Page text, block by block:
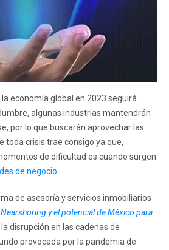
la economía global en 2023 seguirá
algunas industrias mantendrán
por lo que buscarán aprovechar las
toda crisis trae consigo ya que,
de dificultad es cuando surgen
de negocio
de asesoría y servicios inmobiliarios
Nearshoring y el potencial de México para
disrupción en las cadenas de
provocada por la pandemia de